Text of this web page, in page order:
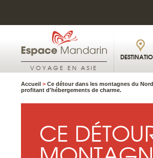
VOYAGE EN ASIE
Accueil > Ce détour dans les montagnes du
profitant d'hébergements de charme.
CE